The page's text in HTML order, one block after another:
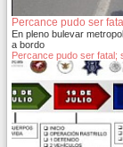
Percance pudo ser
En pleno bulevar
a bordo
Percance pudo ser fatal;